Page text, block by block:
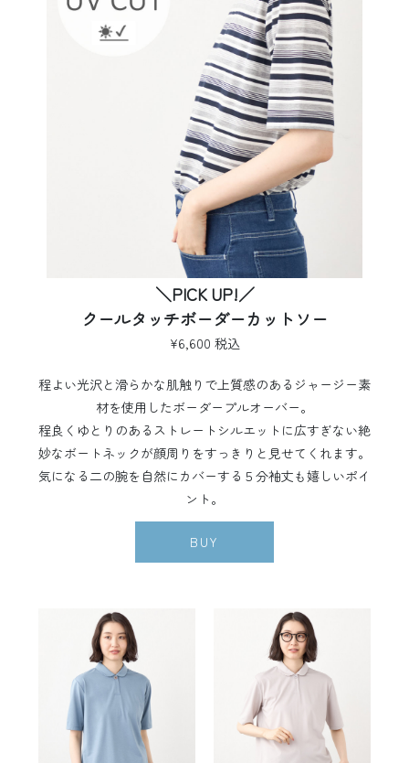
＼PICK UP!／
クールタッチボーダーカットソー
¥6,600 税込
程よい光沢と滑らかな肌触りで上質感のあるジャージー素
材を使用したボーダープルオーバー。
程良くゆとりのあるストレートシルエットに広すぎない絶
妙なボートネックが顔周りをすっきりと見せてくれます。
気になる二の腕を自然にカバーする５分袖丈も嬉しいポイ
ント。
BUY